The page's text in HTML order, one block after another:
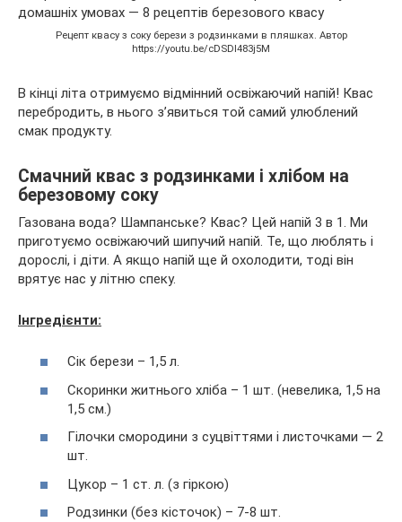
Рецепт квасу з соку берези з родзинками в пляшках. Автор
https://youtu.be/cDSDI483j5M
В кінці літа отримуємо відмінний освіжаючий напій! Квас
перебродить, в нього з’явиться той самий улюблений
смак продукту.
Смачний квас з родзинками і хлібом на
березовому соку
Газована вода? Шампанське? Квас? Цей напій 3 в 1. Ми
приготуємо освіжаючий шипучий напій. Те, що люблять і
дорослі, і діти. А якщо напій ще й охолодити, тоді він
врятує нас у літню спеку.
Інгредієнти:
Сік берези – 1,5 л.
Скоринки житнього хліба – 1 шт. (невелика, 1,5 на
1,5 см.)
Гілочки смородини з суцвіттями і листочками — 2
шт.
Цукор – 1 ст. л. (з гіркою)
Родзинки (без кісточок) – 7-8 шт.